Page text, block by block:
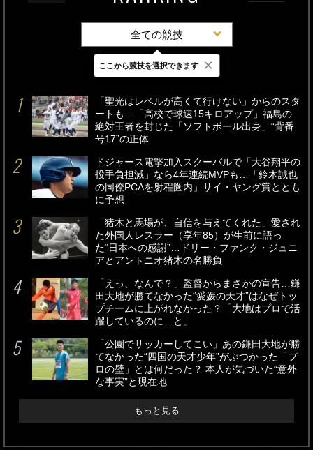
全ての競技
最新 24時間 週間
「聖光はレベルが高くて行けない」からのスタ
ートも…「高校で球速15キロアップ」福島の
絶対王者を封じた「ソフトボール出身」“背番
号17”の正体
ドジャース電撃加入スクーバルで「大谷翔平の
投手負担減」なら4年連続MVPも…「鈴木誠也
の同僚PCAを射程圏内」サイ・ヤング賞ととも
に予想
「猪木と馬場が、自信を与えてくれた」愛され
た外国人レスラー（享年85）が生前に語っ
た“日本への感謝”…ドリー・ファンク・ジュニ
アとアントニオ猪木の名勝負
「えっ、なんで？」監督からまさかの宣告…鎌
田大地が勝てなかった“愛媛の天才”はなぜトッ
プチームに上がれなかった？「大地はプロで活
躍しているのに…と」
「公園でサッカーしてこい」あの鎌田大地が勝
てなかった“四国の天才少年”がぶつかった「プ
ロの壁」とは何だった？ 本人が気づいた“意外
な事実”と現在地
もっと見る
ここから競技を選択できます ×